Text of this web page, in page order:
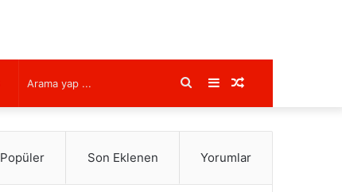
Rastgele
Makale
Kenar
Bölmesi
Arama
yap
Popüler Son Eklenen Yorumlar